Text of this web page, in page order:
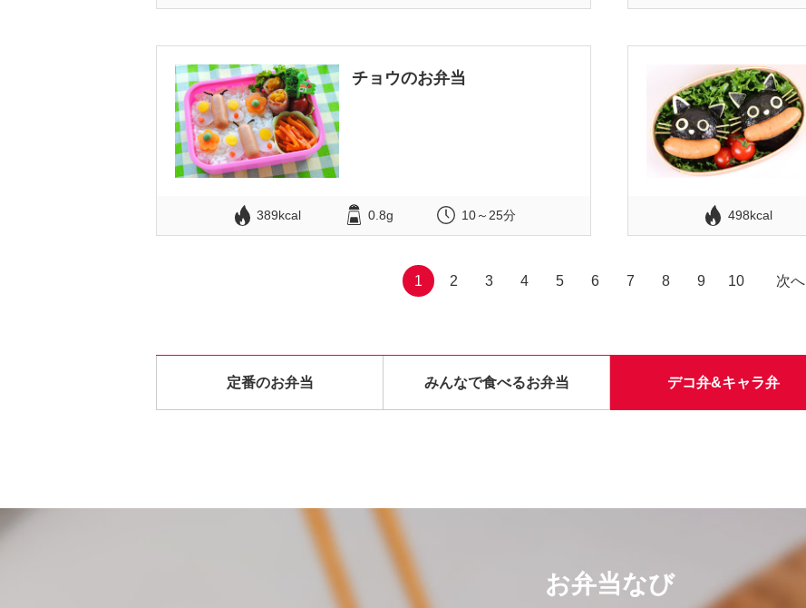
チョウのお弁当
389kcal 0.8g 10～25分 498kcal
1 2 3 4 5 6 7 8 9 10 次へ
定番のお弁当 みんなで食べるお弁当 デコ弁&キャラ弁
お弁当なび